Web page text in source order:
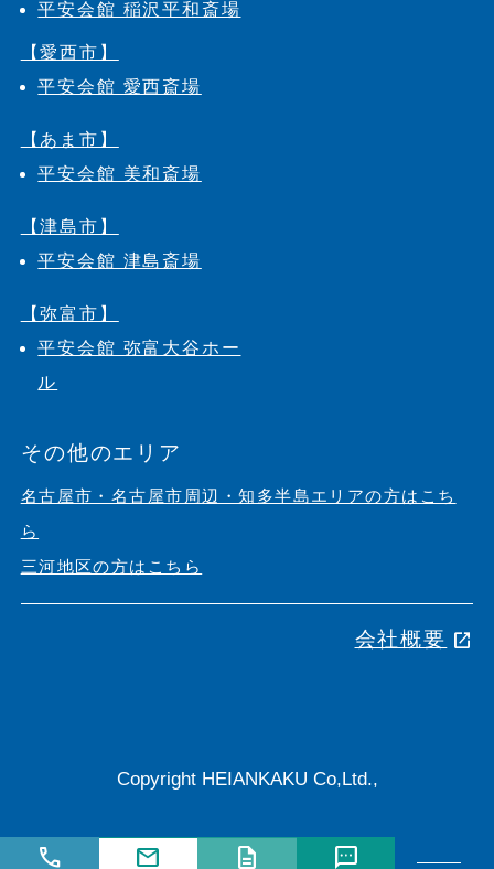
call mail description sms
平安会館 稲沢平和斎場
【愛西市】
平安会館 愛西斎場
【あま市】
平安会館 美和斎場
【津島市】
平安会館 津島斎場
【弥富市】
平安会館 弥富大谷ホー
ル
その他のエリア
名古屋市・名古屋市周辺・知多半島エリアの方はこち
ら
三河地区の方はこちら
会社概要 open_in_new
Copyright HEIANKAKU Co,Ltd.,